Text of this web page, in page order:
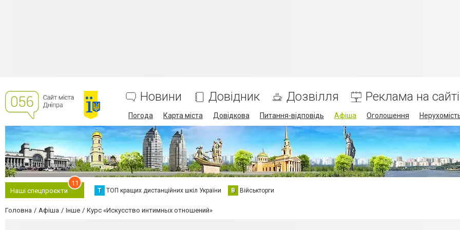
Новини Довідник Дозвілля Реклама на сайті
Погода Карта міста Довідкова Питання-відповідь Афіша Оголошення
Наші спецпроєкти
11
Т ТОП кращих дистанційних шкіл України В Військторги
Головна Афіша Інше Курс «Искусство интимных отношений»